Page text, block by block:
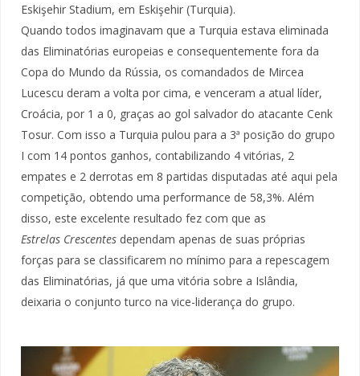
Eskişehir Stadium, em Eskişehir (Turquia).
Quando todos imaginavam que a Turquia estava eliminada
das Eliminatórias europeias e consequentemente fora da
Copa do Mundo da Rússia, os comandados de Mircea
Lucescu deram a volta por cima, e venceram a atual líder,
Croácia, por 1 a 0, graças ao gol salvador do atacante Cenk
Tosur. Com isso a Turquia pulou para a 3ª posição do grupo
I com 14 pontos ganhos, contabilizando 4 vitórias, 2
empates e 2 derrotas em 8 partidas disputadas até aqui pela
competição, obtendo uma performance de 58,3%. Além
disso, este excelente resultado fez com que as
Estrelas Crescentes dependam apenas de suas próprias
forças para se classificarem no mínimo para a repescagem
das Eliminatórias, já que uma vitória sobre a Islândia,
deixaria o conjunto turco na vice-liderança do grupo.